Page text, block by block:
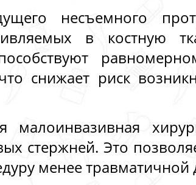
несъемного
в костную
снижает риск
малоинвазивная
стержней. Это
менее травматичной